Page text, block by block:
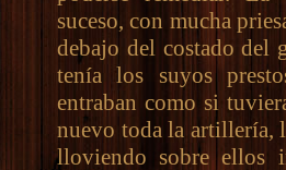
suceso, con mucha
debajo del costado del
tenía los suyos
entraban como si
nuevo toda la artillería,
lloviendo sobre ellos